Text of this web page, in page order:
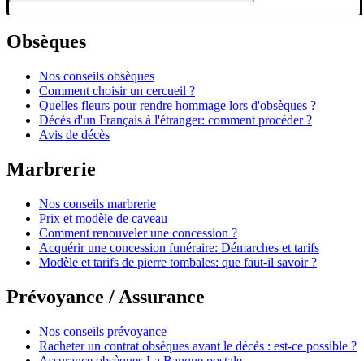
Obsèques
Nos conseils obsèques
Comment choisir un cercueil ?
Quelles fleurs pour rendre hommage lors d'obsèques ?
Décès d'un Français à l'étranger: comment procéder ?
Avis de décès
Marbrerie
Nos conseils marbrerie
Prix et modèle de caveau
Comment renouveler une concession ?
Acquérir une concession funéraire: Démarches et tarifs
Modèle et tarifs de pierre tombales: que faut-il savoir ?
Prévoyance / Assurance
Nos conseils prévoyance
Racheter un contrat obsèques avant le décès : est-ce possible ?